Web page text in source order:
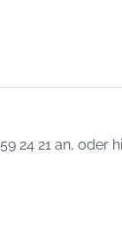
24 21 an, oder